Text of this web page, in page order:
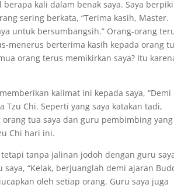
kali dalam benak saya. Saya
sering berkata, “Terima kasih, Master.
untuk bersumbangsih.” Orang-orang
menerus berterima kasih kepada orang
orang terus memikirkan saya? Itu
kalimat ini kepada saya, “Demi
Chi. Seperti yang saya katakan tadi,
tua saya dan guru pembimbing yang
Chi hari ini.
tanpa jalinan jodoh dengan guru
“Kelak, berjuanglah demi ajaran
oleh setiap orang. Guru saya juga